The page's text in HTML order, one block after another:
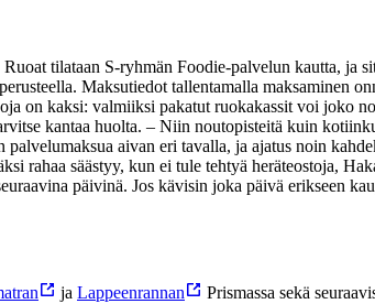
tilataan S-ryhmän Foodie-palvelun kautta,
Maksutiedot tallentamalla maksaminen
on kaksi: valmiiksi pakatut ruokakassit voi joko
kantaa huolta. – Niin noutopisteitä kuin
aivan eri tavalla, ja ajatus noin
rahaa säästyy, kun ei tule tehtyä heräteostoja,
päivinä. Jos kävisin joka päivä erikseen
ja Lappeenrannan Prismassa sekä